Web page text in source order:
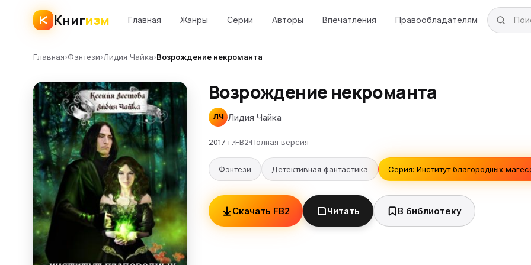
Книгизм Главная Жанры Серии Авторы Впечатления Правообладателям
Главная›Фэнтези›Лидия Чайка›Возрождение некроманта
Возрождение некроманта
ЛЧ Лидия Чайка
2017 г. FB2 Полная версия
Фэнтези Детективная фантастика Серия: Институт благородных
Скачать FB2 Читать В библиотеку